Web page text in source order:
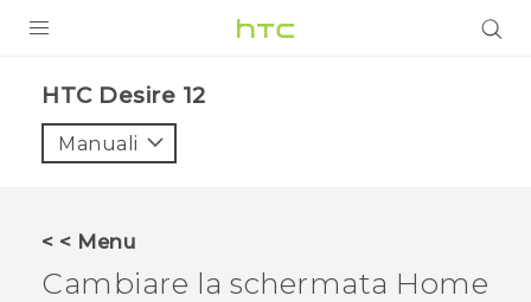
VIVE
HTC Desire 12‎
Manuali
< < Menu
Cambiare la schermata Home